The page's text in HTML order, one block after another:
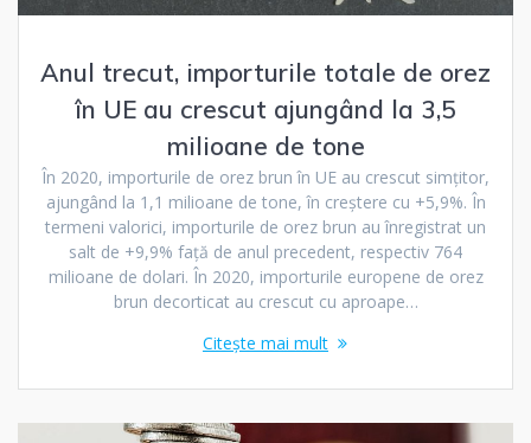
Anul trecut, importurile totale de orez
în UE au crescut ajungând la 3,5
milioane de tone
În 2020, importurile de orez brun în UE au crescut simțitor,
ajungând la 1,1 milioane de tone, în creștere cu +5,9%. În
termeni valorici, importurile de orez brun au înregistrat un
salt de +9,9% față de anul precedent, respectiv 764
milioane de dolari. În 2020, importurile europene de orez
brun decorticat au crescut cu aproape…
Citește mai mult